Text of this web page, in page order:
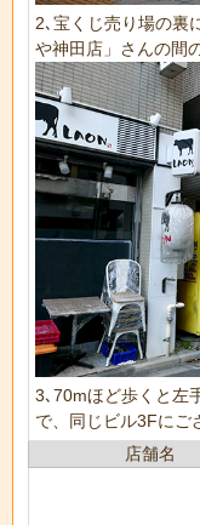
2､宝くじ売り場の裏
や神田店」さんの間
3､70mほど歩くと左
で、同じビル3Fにご
店舗名